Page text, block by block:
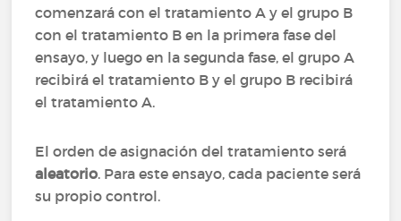
comenzará con el tratamiento A y el grupo B
con el tratamiento B en la primera fase del
ensayo, y luego en la segunda fase, el grupo A
recibirá el tratamiento B y el grupo B recibirá
el tratamiento A.
El orden de asignación del tratamiento será
aleatorio. Para este ensayo, cada paciente será
su propio control.